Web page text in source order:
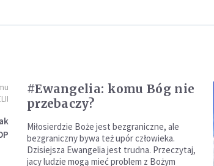
#Ewangelia: komu Bóg nie
przebaczy?
Miłosierdzie Boże jest bezgraniczne, ale
bezgraniczny bywa też upór człowieka.
Dzisiejsza Ewangelia jest trudna. Przeczytaj,
jacy ludzie mogą mieć problem z Bożym